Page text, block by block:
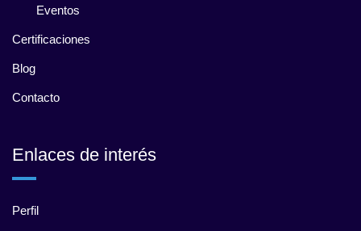
Eventos
Certificaciones
Blog
Contacto
Enlaces de interés
Perfil